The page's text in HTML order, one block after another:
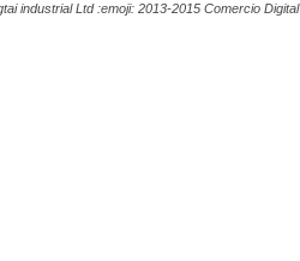
industrial Ltd :emoji: 2013-2015 Comercio